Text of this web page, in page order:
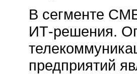
В сегменте
ИТ-решения.
предприятий